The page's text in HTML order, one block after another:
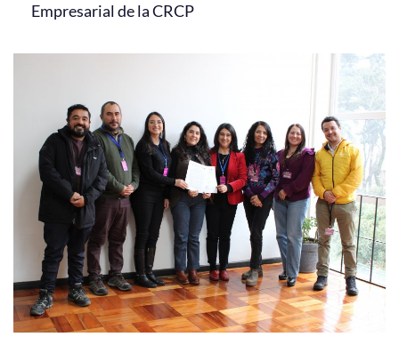
Empresarial de la CRCP